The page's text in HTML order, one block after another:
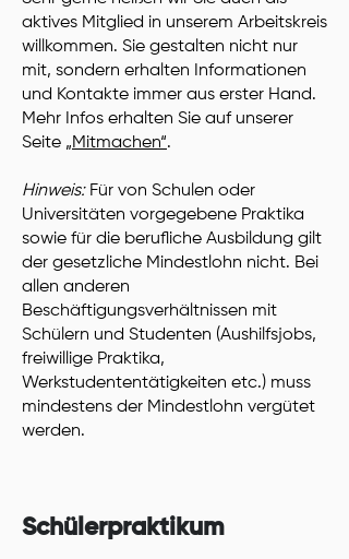
aktives Mitglied in unserem Arbeitskreis
willkommen. Sie gestalten nicht nur
mit, sondern erhalten Informationen
und Kontakte immer aus erster Hand.
Mehr Infos erhalten Sie auf unserer
Seite „Mitmachen“.
Hinweis:Für von Schulen oder
Universitäten vorgegebene Praktika
sowie für die berufliche Ausbildung gilt
der gesetzliche Mindestlohn nicht. Bei
allen anderen
Beschäftigungsverhältnissen mit
Schülern und Studenten (Aushilfsjobs,
freiwillige Praktika,
Werkstudententätigkeiten etc.) muss
mindestens der Mindestlohn vergütet
werden.
Schülerpraktikum